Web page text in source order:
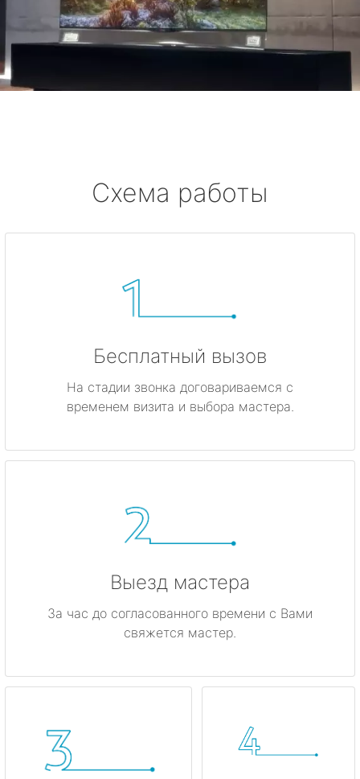
Схема работы
Бесплатный вызов
На стадии звонка договариваемся с
временем визита и выбора мастера.
Выезд мастера
За час до согласованного времени с Вами
свяжется мастер.